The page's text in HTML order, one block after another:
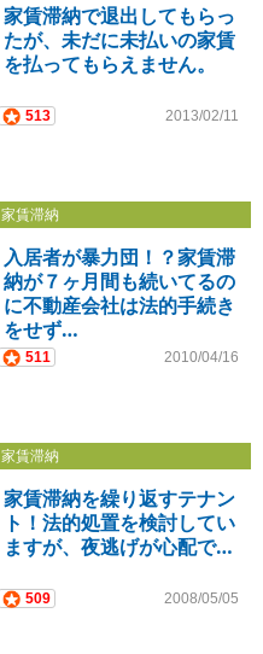
家賃滞納で退出してもらっ
たが、未だに未払いの家賃
を払ってもらえません。
513 2013/02/11
家賃滞納
入居者が暴力団！？家賃滞
納が７ヶ月間も続いてるの
に不動産会社は法的手続き
をせず…
511 2010/04/16
家賃滞納
家賃滞納を繰り返すテナン
ト！法的処置を検討してい
ますが、夜逃げが心配で…
509 2008/05/05